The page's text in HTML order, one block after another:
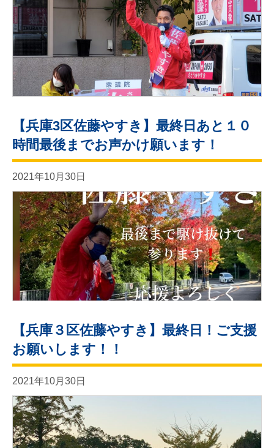
【兵庫3区佐藤やすき】最終日あと１０
時間最後までお声かけ願います！
2021年10月30日
【兵庫３区佐藤やすき】最終日！ご支援
お願いします！！
2021年10月30日